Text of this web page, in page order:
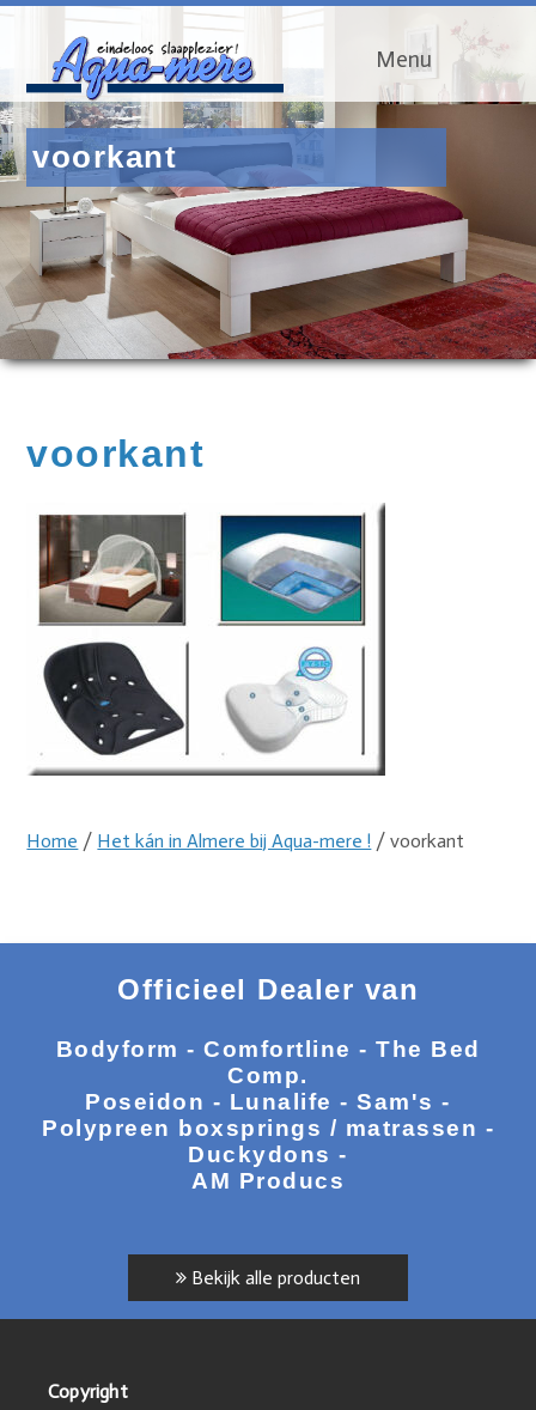
Menu
voorkant
voorkant
Home / Het kán in Almere bij Aqua-mere ! / voorkant
Officieel Dealer van
Bodyform - Comfortline - The Bed
Comp.
Poseidon - Lunalife - Sam's -
Polypreen boxsprings / matrassen -
Duckydons -
AM Producs
Bekijk alle producten
Copyright